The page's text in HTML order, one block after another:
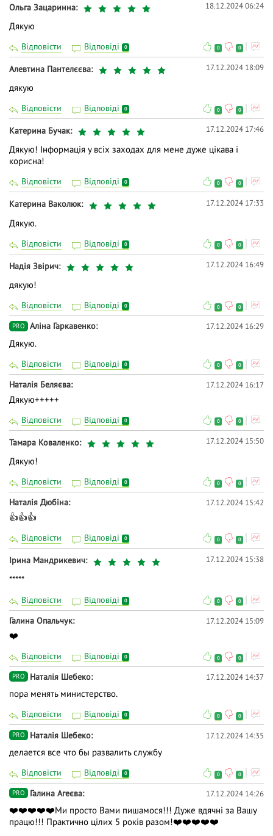
Ольга Зацаринна 18.12.2024 06:24
Дякую
Відповісти Відповіді 0 0 0
Алевтина Пантелєєва 17.12.2024 18:09
дякую
Відповісти Відповіді 0 0 0
Катерина Бучак 17.12.2024 17:46
Дякую! Інформація у всіх заходах для мене дуже цікава і
корисна!
Відповісти Відповіді 0 0 0
Катерина Ваколюк 17.12.2024 17:33
Дякую.
Відповісти Відповіді 0 0 0
Надія Звірич 17.12.2024 16:49
дякую!
Відповісти Відповіді 0 0 0
PRO Аліна Гаркавенко 17.12.2024 16:29
Дякую.
Відповісти Відповіді 0 0 0
Наталія Беляєва 17.12.2024 16:17
Дякую+++++
Відповісти Відповіді 0 0 0
Тамара Коваленко 17.12.2024 15:50
Дякую!
Відповісти Відповіді 0 0 0
Наталія Дюбіна 17.12.2024 15:42
👍👍👍
Відповісти Відповіді 0 0 0
Ірина Мандрикевич 17.12.2024 15:38
*****
Відповісти Відповіді 0 0 0
Галина Опальчук 17.12.2024 15:09
❤️
Відповісти Відповіді 0 0 0
PRO Наталія Шебеко 17.12.2024 14:37
пора менять министерство.
Відповісти Відповіді 0 0 0
PRO Наталія Шебеко 17.12.2024 14:35
делается все что бы развалить службу
Відповісти Відповіді 0 0 0
PRO Галина Агеєва 17.12.2024 14:26
❤️❤️❤️❤️❤️Ми просто Вами пишамося!!! Дуже вдячні за Вашу
працю!!! Практично цілих 5 років разом!❤️❤️❤️❤️❤️